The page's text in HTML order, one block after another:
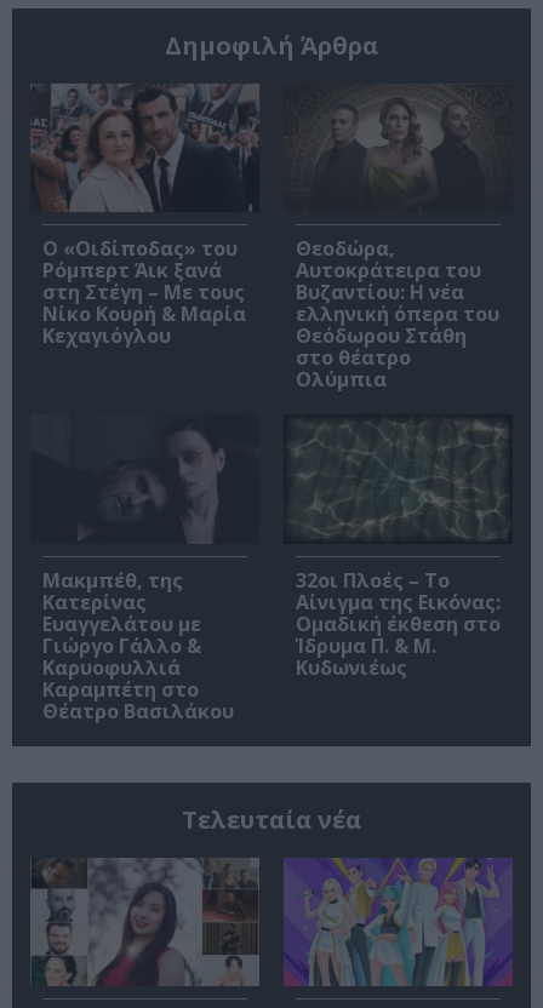
Δημοφιλή Άρθρα
O «Οιδίποδας» του
Ρόμπερτ Άικ ξανά
στη Στέγη – Με τους
Νίκο Κουρή & Μαρία
Κεχαγιόγλου
Θεοδώρα,
Αυτοκράτειρα του
Βυζαντίου: Η νέα
ελληνική όπερα του
Θεόδωρου Στάθη
στο θέατρο
Ολύμπια
Μακμπέθ, της
Κατερίνας
Ευαγγελάτου με
Γιώργο Γάλλο &
Καρυοφυλλιά
Καραμπέτη στο
Θέατρο Βασιλάκου
32οι Πλοές – Το
Αίνιγμα της Εικόνας:
Ομαδική έκθεση στο
Ίδρυμα Π. & Μ.
Κυδωνιέως
Τελευταία νέα